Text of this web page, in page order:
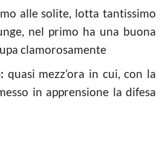
alle solite, lotta tantissimo
nel primo ha una buona
clamorosamente
quasi mezz’ora in cui, con la
in apprensione la difesa